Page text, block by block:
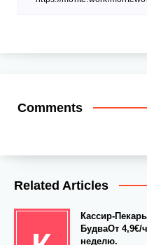
Comments
Related Articles
Кассир-
БудваОт 4,9€/
неделю.